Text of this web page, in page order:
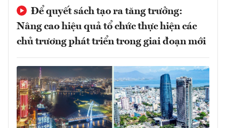
Để quyết sách tạo ra tăng trưởng:
Nâng cao hiệu quả tổ chức thực hiện các
chủ trương phát triển trong giai đoạn mới